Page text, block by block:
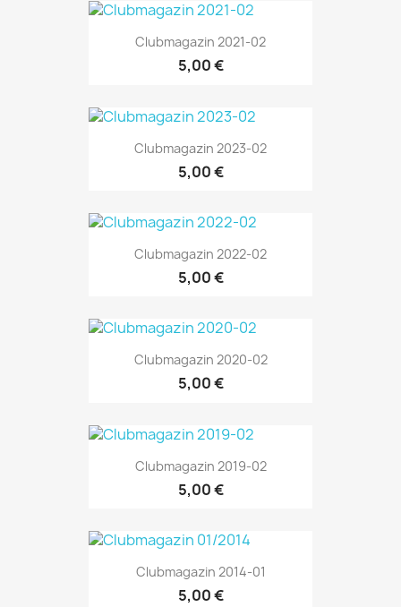
Clubmagazin 2021-02
5,00 €
Clubmagazin 2023-02
5,00 €
Clubmagazin 2022-02
5,00 €
Clubmagazin 2020-02
5,00 €
Clubmagazin 2019-02
5,00 €
Clubmagazin 2014-01
5,00 €